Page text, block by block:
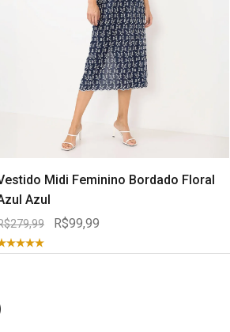
Midi Feminino Bordado Floral
Azul
R$99,99